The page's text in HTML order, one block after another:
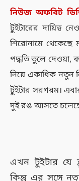
নিউজ অফবিট
টুইটারের দায়িত্ব
শিরোনামে থেকেছে
পদ্ধতি তুলে দেওয়া,
নিয়ে একাধিক নতুন
টুইটার সরগরম।
দুই রঙ আসতে চলেছে
এখন টুইটার যে
কিন্তু এর সঙ্গে